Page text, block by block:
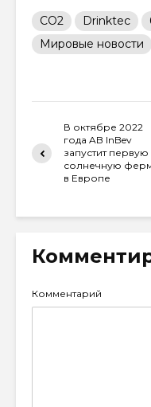
CO2 Drinktec
Мировые новости
В октябре 2022
года AB InBev
запустит первую
солнечную
в Европе
Комментарий